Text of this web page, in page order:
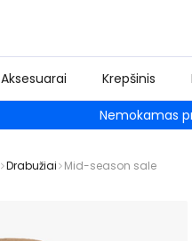
Aksesuarai Krepšinis
Nemokamas
Drabužiai Mid-season sale